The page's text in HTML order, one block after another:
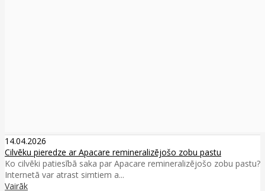
14.04.2026
Cilvēku pieredze ar Apacare remineralizējošo zobu pastu
Ko cilvēki patiesībā saka par Apacare remineralizējošo zobu pastu?
Internetā var atrast simtiem a...
Vairāk